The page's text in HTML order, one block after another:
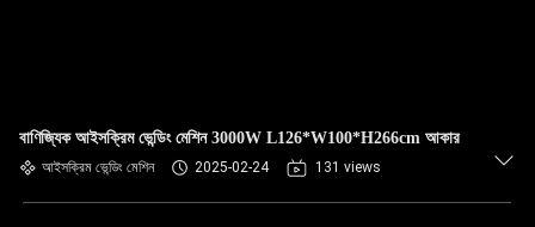
বাণিজ্যিক আইসক্রিম ভেন্ডিং মেশিন 3000W L126*W100*H266cm আকার
আইসক্রিম ভেন্ডিং মেশিন 2025-02-24 131 views